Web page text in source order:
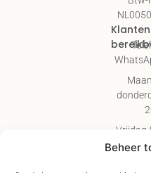
Beheer
Vrijdag